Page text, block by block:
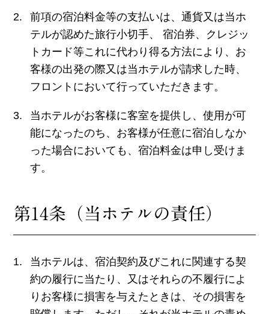
前項の宿泊料金等の支払いは、通貨又は当ホ
テルが認めた旅行小切手、 宿泊券、クレジッ
トカード等これに代わり得る方法により、お
客様の出発の際又は当ホテルが請求した時、
フロントにおいて行っていただきます。
当ホテルがお客様に客室を提供し、使用が可
能になったのち、お客様が任意に宿泊しなか
った場合においても、宿泊料金は申し受けま
す。
第14条（当ホテルの責任）
当ホテルは、宿泊契約及びこれに関連する契
約の履行に当たり、又はそれらの不履行によ
りお客様に損害を与えたときは、その損害を